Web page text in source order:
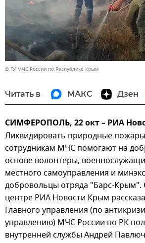
© ГУ МЧС России по Республике Крым
Читать в МАКС Дзен
СИМФЕРОПОЛЬ, 22 окт – РИА
Ликвидировать природные
сотрудникам МЧС помогают на
основе волонтеры,
местного самоуправления и
добровольцы отряда "Барс-Крым".
центре РИА Новости Крым
Главного управления (по
управлению) МЧС России по РК
внутренней службы Андрей